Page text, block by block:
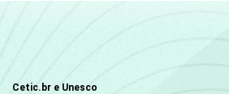
Cetic.br e Unesco